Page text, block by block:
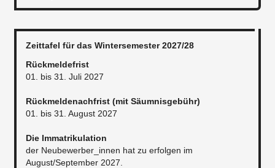
Zeittafel für das Wintersemester 2027/28
Rückmeldefrist
01. bis 31. Juli 2027
Rückmeldenachfrist (mit Säumnisgebühr)
01. bis 31. August 2027
Die Immatrikulation
der Neubewerber_innen hat zu erfolgen im
August/September 2027.